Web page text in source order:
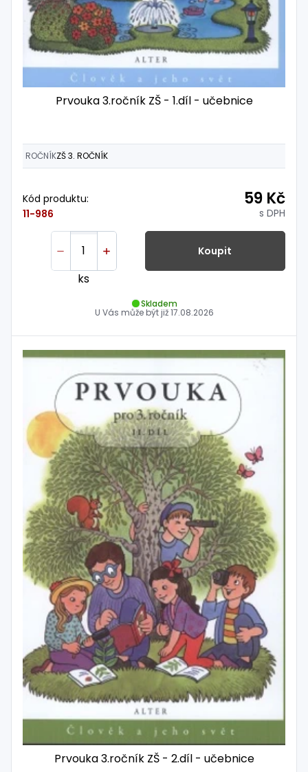
Prvouka 3.ročník ZŠ - 1.díl - učebnice
ROČNÍKZŠ 3. ROČNÍK
Kód produktu:
11-986
59 Kč
s DPH
ks
Koupit
Skladem
U Vás může být již17.08.2026
Prvouka 3.ročník ZŠ - 2.díl - učebnice